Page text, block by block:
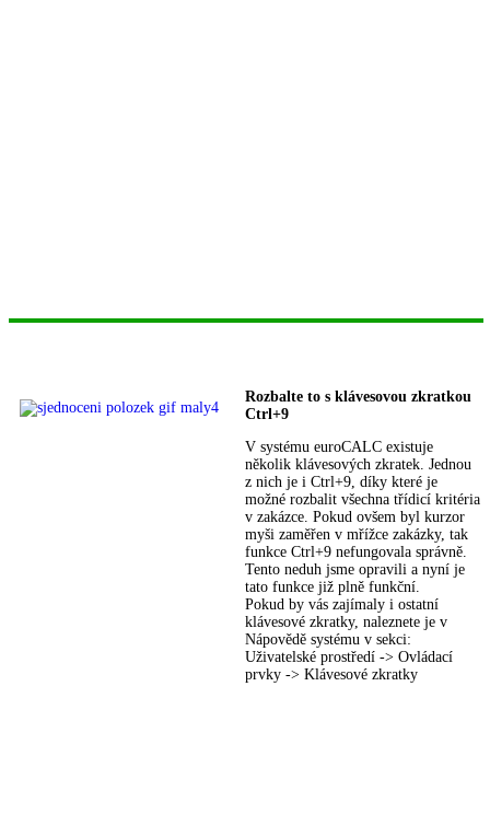
Rozbalte to s klávesovou zkratkou
Ctrl+9
V systému euroCALC existuje
několik klávesových zkratek. Jednou
z nich je i Ctrl+9, díky které je
možné rozbalit všechna třídicí kritéria
v zakázce. Pokud ovšem byl kurzor
myši zaměřen v mřížce zakázky, tak
funkce Ctrl+9 nefungovala správně.
Tento neduh jsme opravili a nyní je
tato funkce již plně funkční.
Pokud by vás zajímaly i ostatní
klávesové zkratky, naleznete je v
Nápovědě systému v sekci:
Uživatelské prostředí -> Ovládací
prvky -> Klávesové zkratky